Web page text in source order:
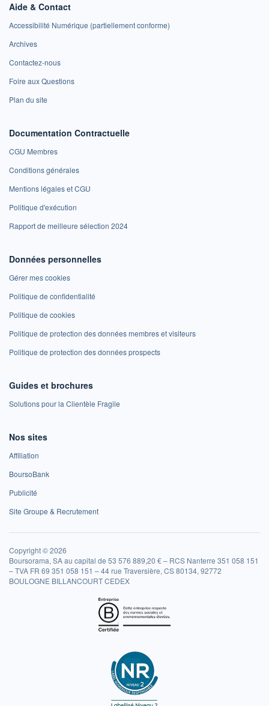
Aide & Contact
Accessibilité Numérique (partiellement conforme)
Archives
Contactez-nous
Foire aux Questions
Plan du site
Documentation Contractuelle
CGU Membres
Conditions générales
Mentions légales et CGU
Politique d'exécution
Rapport de meilleure sélection 2024
Données personnelles
Gérer mes cookies
Politique de confidentialité
Politique de cookies
Politique de protection des données membres et visiteurs
Politique de protection des données prospects
Guides et brochures
Solutions pour la Clientèle Fragile
Nos sites
Affiliation
BoursoBank
Publicité
Site Groupe & Recrutement
Copyright © 2026
Boursorama, SA au capital de 53 576 889,20 € – RCS Nanterre 351 058 151
– TVA FR 69 351 058 151 – 44 rue Traversière, CS 80134, 92772
BOULOGNE BILLANCOURT CEDEX